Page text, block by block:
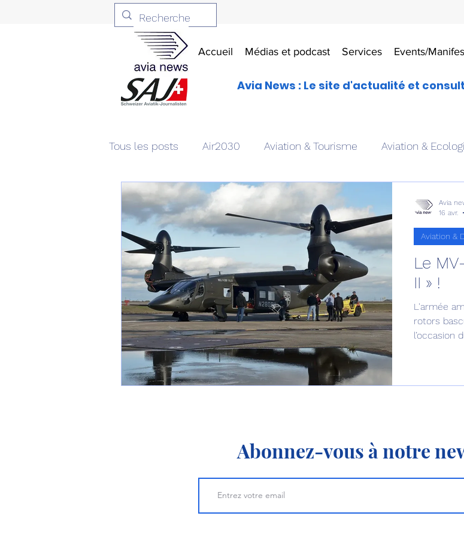
Accueil Médias et podcast Services Events/
Avia News : Le site d'actualité et
Tous les posts Air2030 Aviation & Tourisme Aviation &
Aviation & Défense Livres Drones aériens
Patrimoine aéronautique Avionique & pilotage Avion
1 er avril Motorisation Défense sol-air DSA Amphibie
Shenyang J-35 Bombardier Global 6500 Fret aérien
Airbus H145M Opération militaire au Vénézuela Simulateur
Le
II » !
L'armée
rotors
l’occasion
Aviation &
Avia
16 avr.
Abonnez-vous à notre